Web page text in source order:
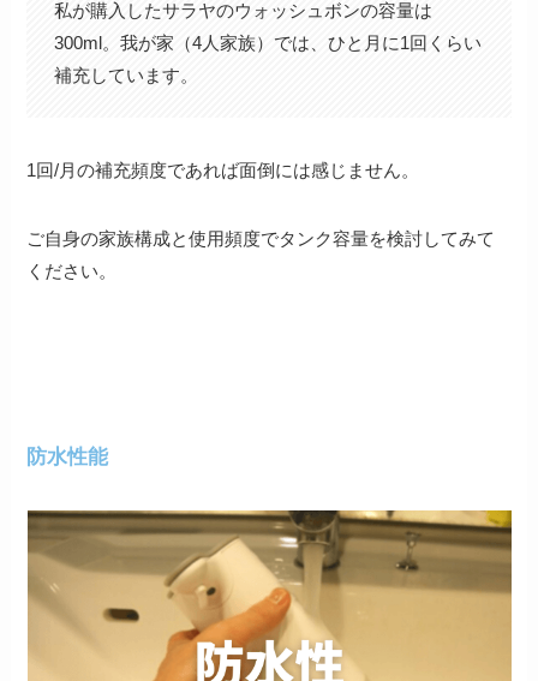
私が購入したサラヤのウォッシュボンの容量は
300ml。我が家（4人家族）では、ひと月に1回くらい
補充しています。
1回/月の補充頻度であれば面倒には感じません。
ご自身の家族構成と使用頻度でタンク容量を検討してみて
ください。
防水性能